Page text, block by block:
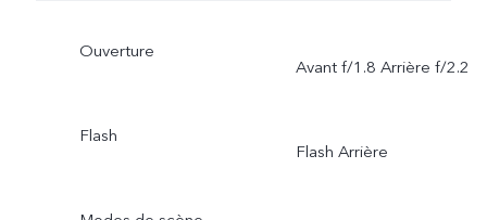
Ouverture
Avant f/1.8 Arrière f/2.2
Flash
Flash Arrière